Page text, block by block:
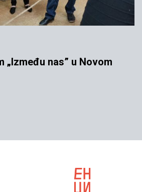
„Između nas” u Novom